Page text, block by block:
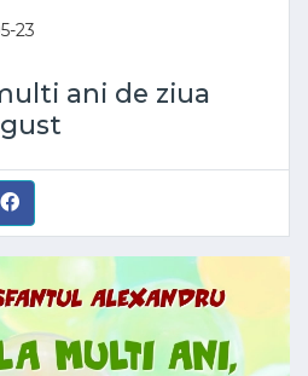
23
ani de ziua